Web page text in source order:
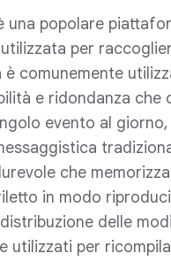
una popolare
per
è comunemente
e ridondanza
evento al
che
in modo
delle
utilizzati per